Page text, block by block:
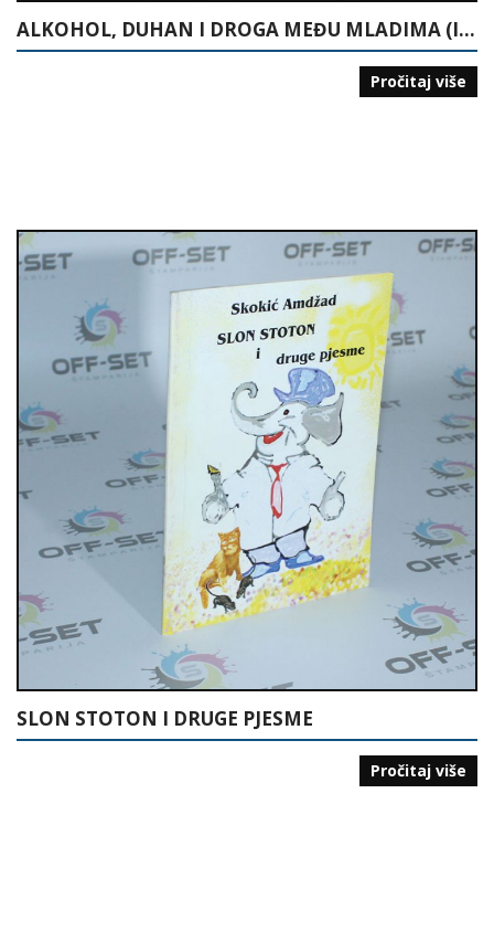
ALKOHOL, DUHAN I DROGA MEĐU MLADIMA (ISTRAŽIVANJE U ŠKOLAMA U TUZLANSKOM KANTONU)
Pročitaj više
SLON STOTON I DRUGE PJESME
Pročitaj više